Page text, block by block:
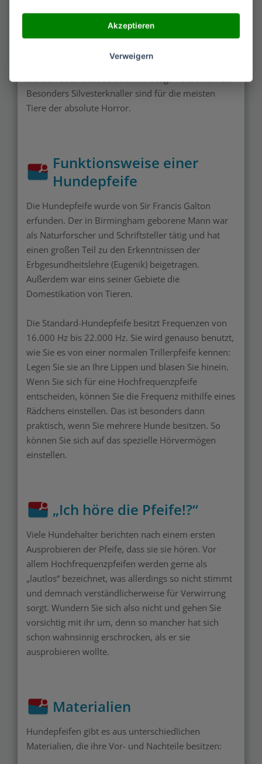
wenn jemand schreit, Bauarbeiten durchgeführt
werden oder laute Straßenfahrzeuge vorbei fahren.
Besonders Silvesterknaller sind für die meisten
Tiere der absolute Horror.
Funktionsweise einer
Hundepfeife
Die Hundepfeife wurde von Sir Francis Galton
erfunden. Der in Birmingham geborene Mann war
als Naturforscher und Schriftsteller tätig und hat
einen großen Teil zu den Erkenntnissen der
Erbgesundheitslehre (Eugenik) beigetragen.
Außerdem war eins seiner Gebiete die
Domestikation von Tieren.
Die Standard-Hundepfeife besitzt Frequenzen von
16.000 Hz bis 22.000 Hz. Sie wird genauso benutzt,
wie Sie es von einer normalen Trillerpfeife kennen:
Legen Sie sie an Ihre Lippen und blasen Sie hinein.
Wenn Sie sich für eine Hochfrequenzpfeife
entscheiden, können Sie die Frequenz mithilfe eines
Rädchens einstellen. Das ist besonders dann
praktisch, wenn Sie mehrere Hunde besitzen. So
können Sie sich auf das spezielle Hörvermögen
einstellen.
„Ich höre die Pfeife!?“
Viele Hundehalter berichten nach einem ersten
Ausprobieren der Pfeife, dass sie sie hören. Vor
allem Hochfrequenzpfeifen werden gerne als
„lautlos“ bezeichnet, was allerdings so nicht stimmt
und demnach verständlicherweise für Verwirrung
sorgt. Wundern Sie sich also nicht und gehen Sie
vorsichtig mit ihr um, denn so mancher hat sich
schon wahnsinnig erschrocken, als er sie
ausprobieren wollte.
Materialien
Hundepfeifen gibt es aus unterschiedlichen
Materialien, die ihre Vor- und Nachteile besitzen:
Akzeptieren
Verweigern